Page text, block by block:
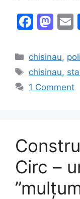
F
c
e
b
M
st
o
d
l
Categories
chisinau,
Tags
chisinau,
1 Comment
Circ –